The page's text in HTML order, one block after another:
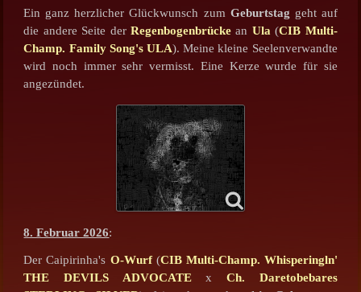
Ein ganz herzlicher Glückwunsch zum Geburtstag geht auf
die andere Seite der Regenbogenbrücke an Ula (CIB Multi-
Champ. Family Song's ULA). Meine kleine Seelenverwandte
wird noch immer sehr vermisst. Eine Kerze wurde für sie
angezündet.
8. Februar 2026:
Der Caipirinha's O-Wurf(CIB Multi-Champ. Whisperingln'
THE DEVILS ADVOCATEx Ch. Daretobebares